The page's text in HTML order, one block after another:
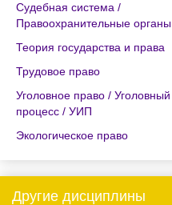
Судебная система /
Правоохранительные органы
Теория государства и права
Трудовое право
Уголовное право / Уголовный
процесс / УИП
Экологическое право
Другие дисциплины